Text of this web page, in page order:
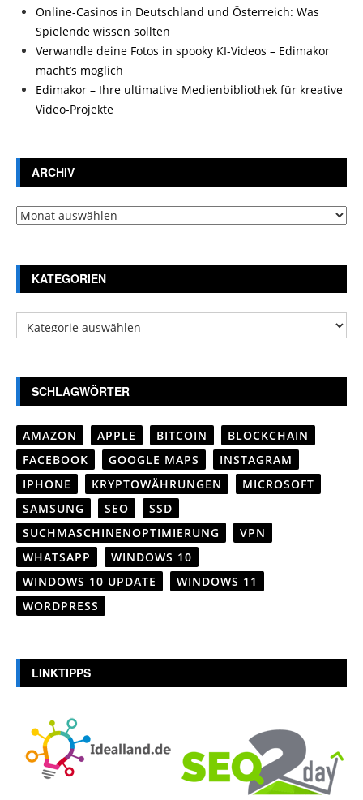
Online-Casinos in Deutschland und Österreich: Was
Spielende wissen sollten
Verwandle deine Fotos in spooky KI-Videos – Edimakor
macht’s möglich
Edimakor – Ihre ultimative Medienbibliothek für kreative
Video-Projekte
ARCHIV
Archiv
KATEGORIEN
Kategorien
SCHLAGWÖRTER
AMAZON APPLE BITCOIN
BLOCKCHAIN
FACEBOOK
GOOGLE MAPS
INSTAGRAM
IPHONE
KRYPTOWÄHRUNGEN
MICROSOFT
SAMSUNG
SEO
SSD
SUCHMASCHINENOPTIMIERUNG
VPN
WHATSAPP
WINDOWS 10
WINDOWS 10 UPDATE
WINDOWS 11
WORDPRESS
LINKTIPPS